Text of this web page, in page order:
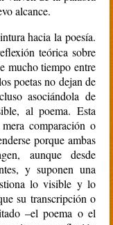
alcance.
hacia la poesía.
teórica sobre
mucho tiempo entre
poetas no dejan de
asociándola de
al poema. Esta
comparación o
porque ambas
aunque desde
y suponen una
lo visible y lo
su transcripción o
–el poema o el